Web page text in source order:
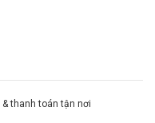
& thanh toán tận nơi